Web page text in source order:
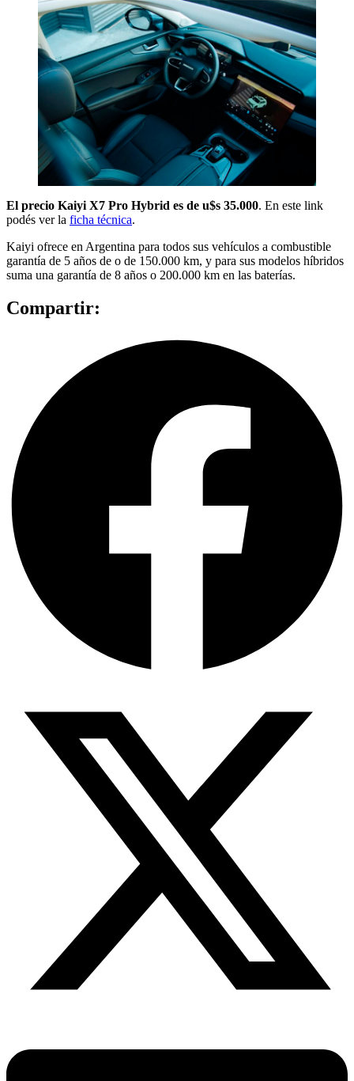
El precio Kaiyi X7 Pro Hybrid es de u$s 35.000. En este link
podés ver la ficha técnica.
Kaiyi ofrece en Argentina para todos sus vehículos a combustible
garantía de 5 años de o de 150.000 km, y para sus modelos híbridos
suma una garantía de 8 años o 200.000 km en las baterías.
Compartir: